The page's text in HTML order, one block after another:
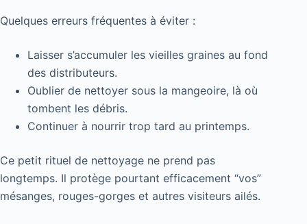
Quelques erreurs fréquentes à éviter :
Laisser s’accumuler les vieilles graines au fond
des distributeurs.
Oublier de nettoyer sous la mangeoire, là où
tombent les débris.
Continuer à nourrir trop tard au printemps.
Ce petit rituel de nettoyage ne prend pas
longtemps. Il protège pourtant efficacement “vos”
mésanges, rouges-gorges et autres visiteurs ailés.